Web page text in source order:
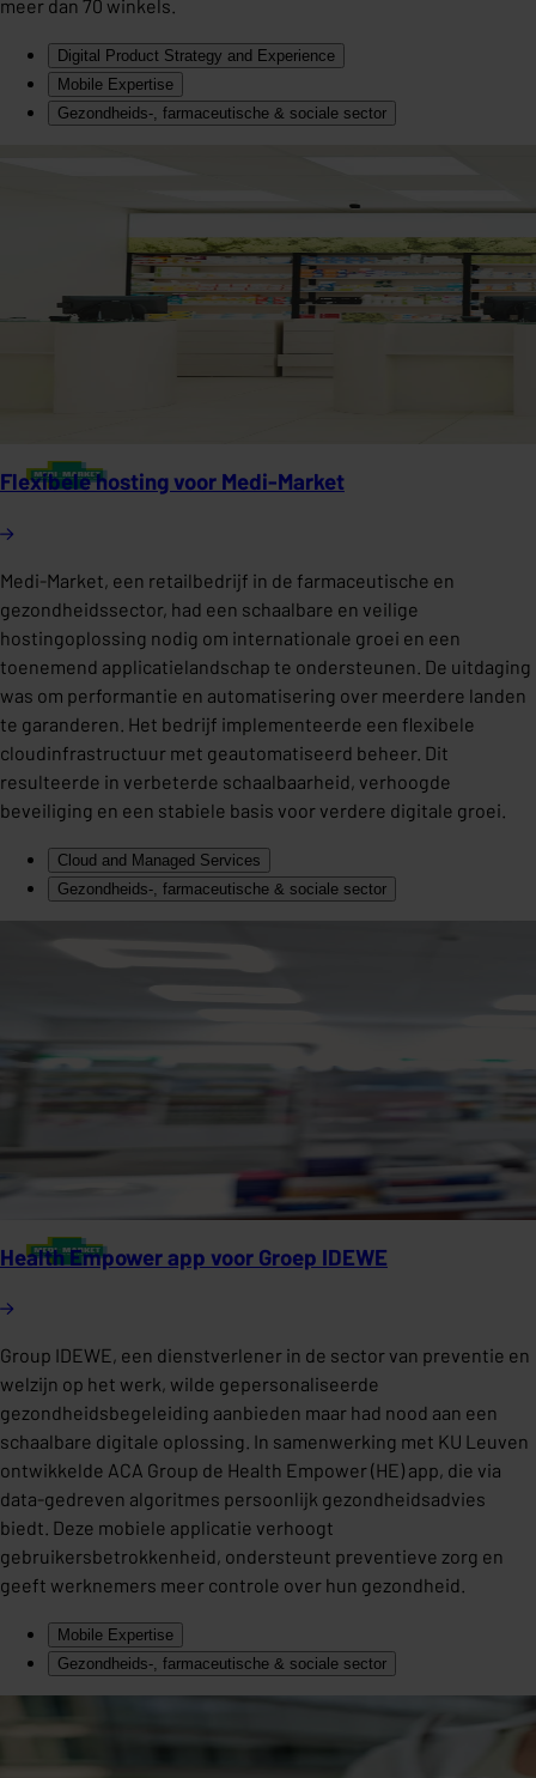
meer dan 70 winkels.
Digital Product Strategy and Experience
Mobile Expertise
Gezondheids-, farmaceutische & sociale sector
Flexibele hosting voor Medi-Market
Medi-Market, een retailbedrijf in de farmaceutische en
gezondheidssector, had een schaalbare en veilige
hostingoplossing nodig om internationale groei en een
toenemend applicatielandschap te ondersteunen. De uitdaging
was om performantie en automatisering over meerdere landen
te garanderen. Het bedrijf implementeerde een flexibele
cloudinfrastructuur met geautomatiseerd beheer. Dit
resulteerde in verbeterde schaalbaarheid, verhoogde
beveiliging en een stabiele basis voor verdere digitale groei.
Cloud and Managed Services
Gezondheids-, farmaceutische & sociale sector
Health Empower app voor Groep IDEWE
Group IDEWE, een dienstverlener in de sector van preventie en
welzijn op het werk, wilde gepersonaliseerde
gezondheidsbegeleiding aanbieden maar had nood aan een
schaalbare digitale oplossing. In samenwerking met KU Leuven
ontwikkelde ACA Group de Health Empower (HE) app, die via
data-gedreven algoritmes persoonlijk gezondheidsadvies
biedt. Deze mobiele applicatie verhoogt
gebruikersbetrokkenheid, ondersteunt preventieve zorg en
geeft werknemers meer controle over hun gezondheid.
Mobile Expertise
Gezondheids-, farmaceutische & sociale sector